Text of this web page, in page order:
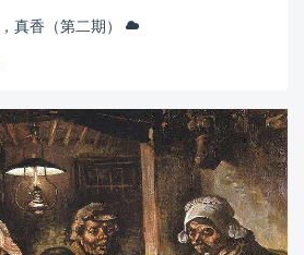
真香（第二期）